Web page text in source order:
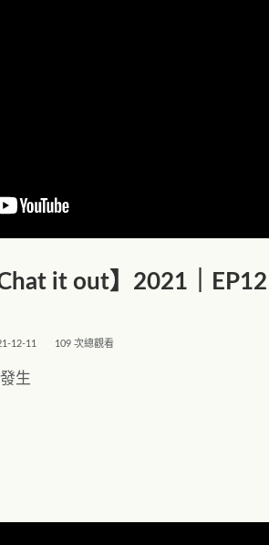
Chat it out】2021｜
12-11 109 次總觀看
生